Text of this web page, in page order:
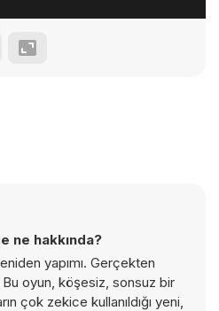
ne hakkında?
yapımı. Gerçekten
oyun, köşesiz, sonsuz bir
çok zekice kullanıldığı yeni,